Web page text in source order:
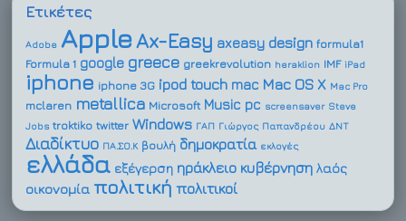
Ετικέτες
Adobe AppleAx-Easy axeasy design formula1
Formula 1 google greece greekrevolution heraklion IMF iPad
iphone iphone 3G ipod touch mac Mac OS X Mac Pro
mclaren metallica Microsoft Music pc screensaver Steve
Jobs troktiko twitter Windows ΓΑΠ Γιώργος Παπανδρέου ΔΝΤ
Διαδίκτυο ΠΑ.ΣΟ.Κ βουλή δημοκρατία εκλογές
ελλάδα εξέγερση ηράκλειο κυβέρνηση λαός
οικονομία πολιτική πολιτικοί